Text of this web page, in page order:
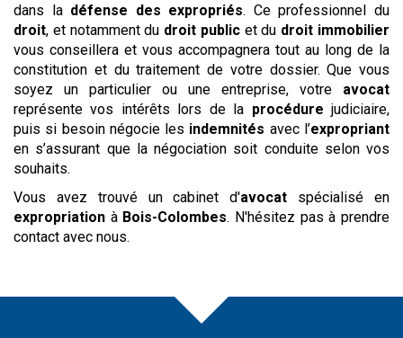
dans la défense des expropriés. Ce professionnel du
droit, et notamment du droit publicet du droit immobilier
vous conseillera et vous accompagnera tout au long de la
constitution et du traitement de votre dossier. Que vous
soyez un particulier ou une entreprise, votre avocat
représente vos intérêts lors de la procédure judiciaire,
puis si besoin négocie les indemnités avec l’expropriant
en s’assurant que la négociation soit conduite selon vos
souhaits.
Vous avez trouvé un cabinet d'avocat spécialisé en
expropriation à Bois-Colombes. N'hésitez pas à prendre
contact avec nous.